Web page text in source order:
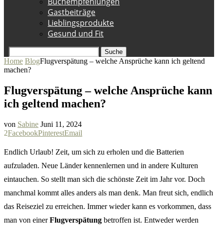
Gastbeiträge
Lieblingsprodukte
Gesund und Fit
Suche
Home BlogFlugverspätung – welche Ansprüche kann ich geltend
machen?
Flugverspätung – welche Ansprüche kann
ich geltend machen?
von Sabine Juni 11, 2024
2FacebookPinterestEmail
Endlich Urlaub! Zeit, um sich zu erholen und die Batterien
aufzuladen. Neue Länder kennenlernen und in andere Kulturen
eintauchen. So stellt man sich die schönste Zeit im Jahr vor. Doch
manchmal kommt alles anders als man denk. Man freut sich, endlich
das Reiseziel zu erreichen. Immer wieder kann es vorkommen, dass
man von einerFlugverspätung betroffen ist. Entweder werden